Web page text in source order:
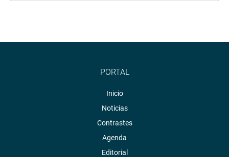
PORTAL
Inicio
Noticias
Contrastes
Agenda
Editorial